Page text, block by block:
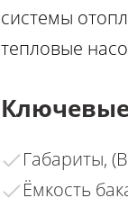
системы
тепловые
Габариты,
Ёмкость